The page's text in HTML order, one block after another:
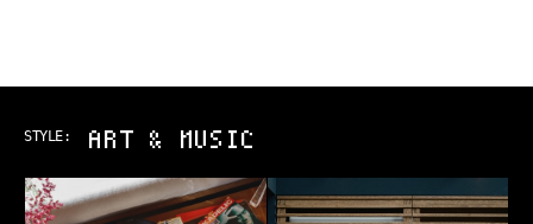
STYLE: OUTDOOR